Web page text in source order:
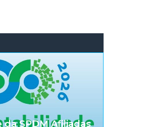
SPDM Afiliadas